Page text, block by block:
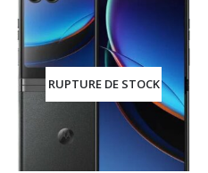
RUPTURE DE STOCK